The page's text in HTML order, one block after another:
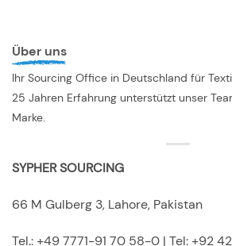
Über uns
Ihr Sourcing Office in Deutschland für
25 Jahren Erfahrung unterstützt unser
Marke.
SYPHER SOURCING
66 M Gulberg 3, Lahore, Pakistan
Tel.: +49 7771-91 70 58-0 | Tel: +92